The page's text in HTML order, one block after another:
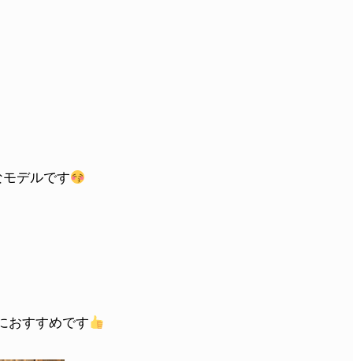
デルです
おすすめです